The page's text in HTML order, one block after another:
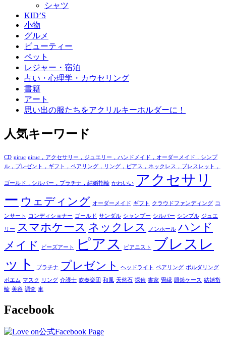
シャツ
KID’S
小物
グルメ
ビューティー
ペット
レジャー・宿泊
占い・心理学・カウセリング
書籍
アート
思い出の服たちをアクリルキーホルダーに！
人気キーワード
CD niruc niruc，アクセサリー，ジュエリー，ハンドメイド，オーダーメイド，シンプ
ル，プレゼント，ギフト，ペアリング，リング，ピアス，ネックレス，ブレスレット，
ゴールド，シルバー，プラチナ，結婚指輪 かわいい
アクセサリ
ー ウェディング オーダーメイド ギフト クラウドファンディング コ
ンサート コンディショナー ゴールド サンダル シャンプー シルバー シンプル ジュエ
リー スマホケース ネックレス ノンホール ハンド
メイド
ビーズアート ピアス ピアニスト
ブレスレ
ット
プラチナ プレゼント ヘッドライト ペアリング ボルダリング
ポエム マスク リング 介護士 吹奏楽団 和風 天然石 探偵 書家 畳縁 眼鏡ケース 結婚指
輪 美容 調査 車
Facebook